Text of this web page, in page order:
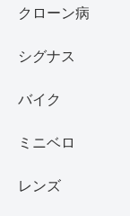
クローン病
シグナス
バイク
ミニベロ
レンズ